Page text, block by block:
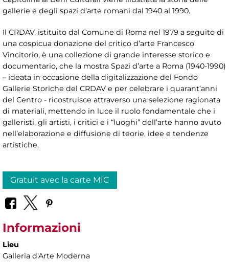
gallerie e degli spazi d’arte romani dal 1940 al 1990.
Il CRDAV, istituito dal Comune di Roma nel 1979 a seguito di
una cospicua donazione del critico d’arte Francesco
Vincitorio, è una collezione di grande interesse storico e
documentario, che la mostra Spazi d’arte a Roma (1940-1990)
– ideata in occasione della digitalizzazione del Fondo
Gallerie Storiche del CRDAV e per celebrare i quarant’anni
del Centro - ricostruisce attraverso una selezione ragionata
di materiali, mettendo in luce il ruolo fondamentale che i
galleristi, gli artisti, i critici e i “luoghi” dell’arte hanno avuto
nell’elaborazione e diffusione di teorie, idee e tendenze
artistiche.
Gratuit avec la carte MIC
Informazioni
Lieu
Galleria d'Arte Moderna